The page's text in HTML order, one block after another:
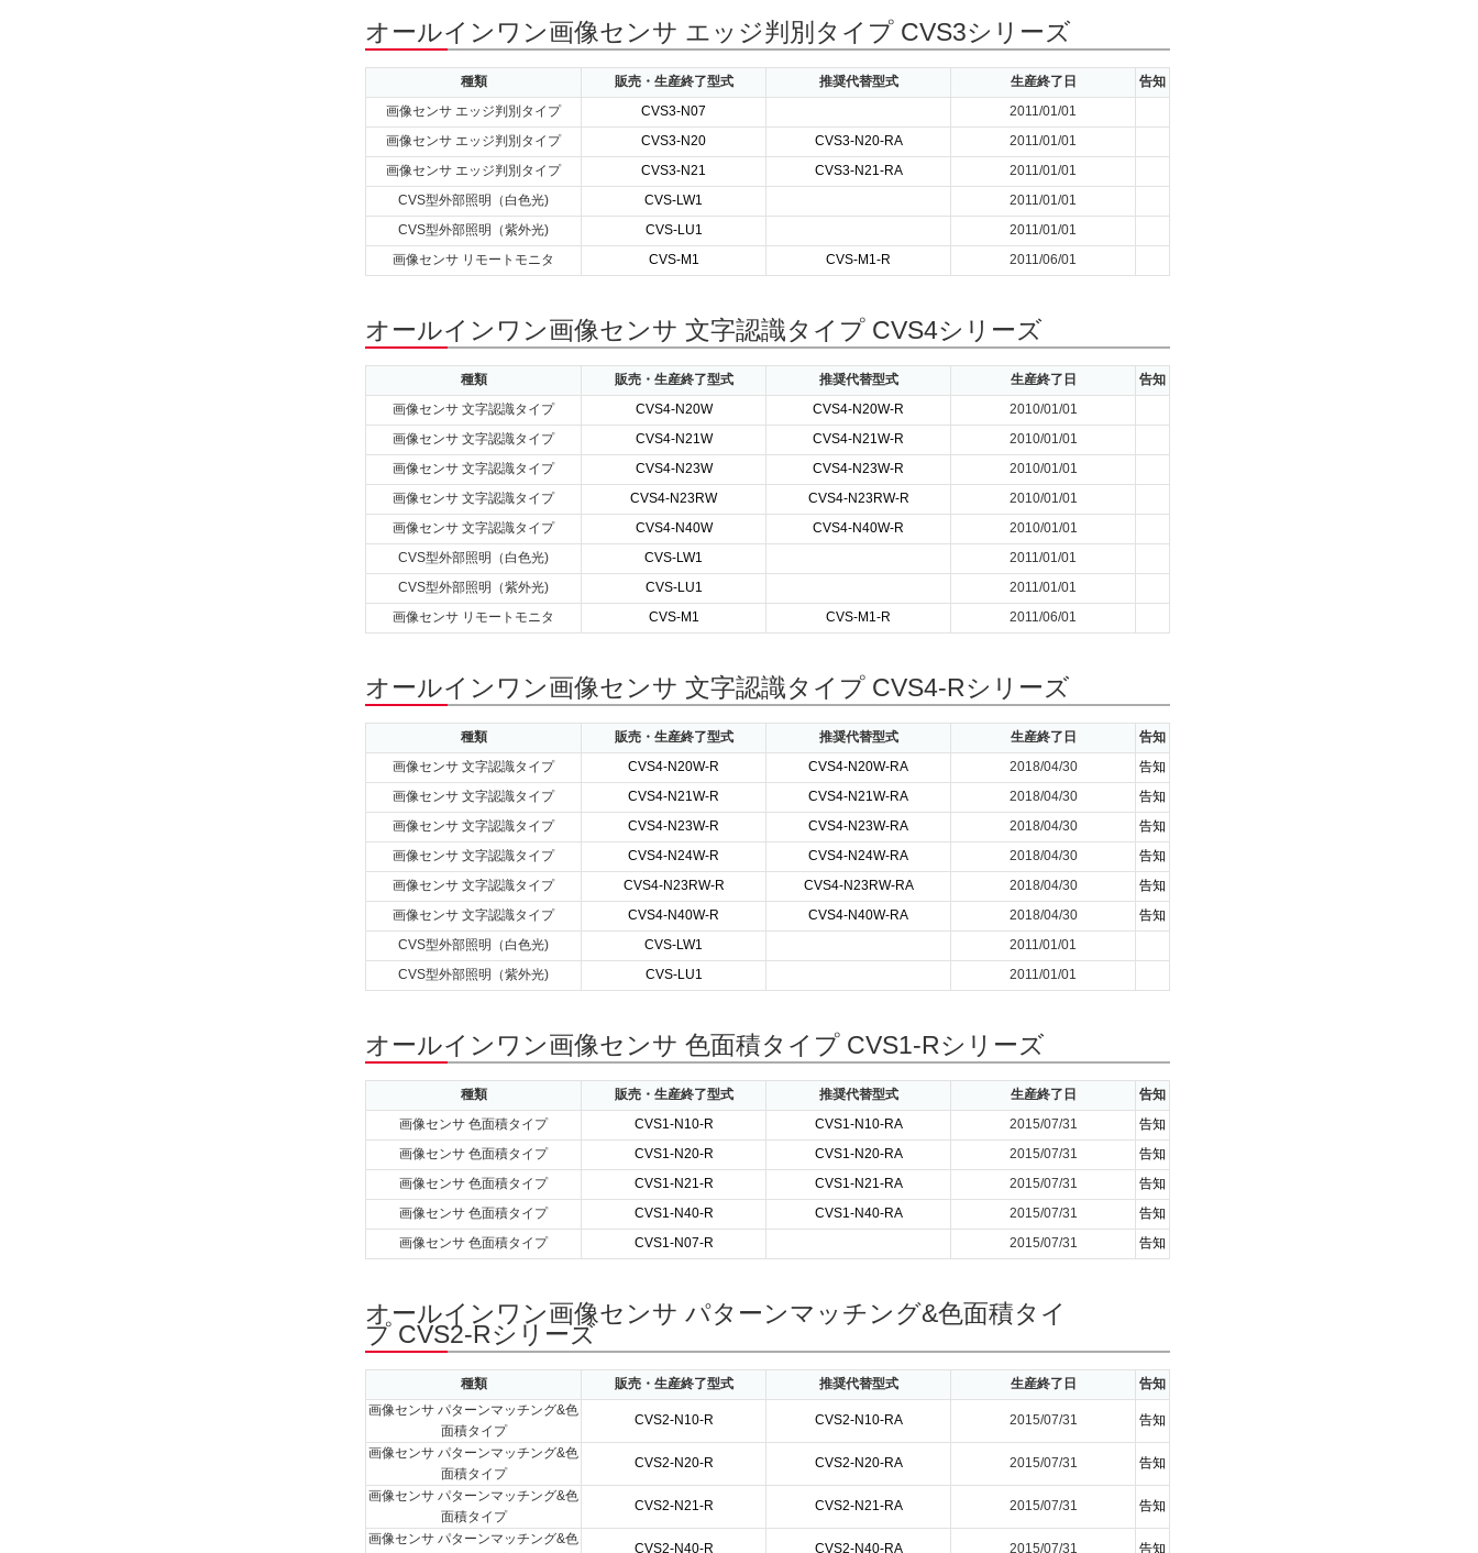
オールインワン画像センサ エッジ判別タイプ CVS3シリーズ
種類 販売・生産終了型式 推奨代替型式 生産終了日
告知
画像センサ エッジ判別タイプ
CVS3-N07
2011/01/01
画像センサ エッジ判別タイプ
CVS3-N20 CVS3-N20-RA
2011/01/01
画像センサ エッジ判別タイプ
CVS3-N21 CVS3-N21-RA
2011/01/01
CVS型外部照明（白色光)
CVS-LW1
2011/01/01
CVS型外部照明（紫外光)
CVS-LU1
2011/01/01
画像センサ リモートモニタ
CVS-M1 CVS-M1-R 2011/06/01
オールインワン画像センサ 文字認識タイプ CVS4シリーズ
種類 販売・生産終了型式 推奨代替型式 生産終了日
告知
画像センサ 文字認識タイプ
CVS4-N20W CVS4-N20W-R
2010/01/01
画像センサ 文字認識タイプ
CVS4-N21W CVS4-N21W-R
2010/01/01
画像センサ 文字認識タイプ
CVS4-N23W CVS4-N23W-R
2010/01/01
画像センサ 文字認識タイプ
CVS4-N23RW CVS4-N23RW-R
2010/01/01
画像センサ 文字認識タイプ
CVS4-N40W CVS4-N40W-R
2010/01/01
CVS型外部照明（白色光)
CVS-LW1
2011/01/01
CVS型外部照明（紫外光)
CVS-LU1
2011/01/01
画像センサ リモートモニタ
CVS-M1 CVS-M1-R 2011/06/01
オールインワン画像センサ 文字認識タイプ CVS4-Rシリーズ
種類 販売・生産終了型式 推奨代替型式 生産終了日
告知
画像センサ 文字認識タイプ
CVS4-N20W-R CVS4-N20W-RA 2018/04/30
告知
画像センサ 文字認識タイプ
CVS4-N21W-R CVS4-N21W-RA 2018/04/30
告知
画像センサ 文字認識タイプ
CVS4-N23W-R CVS4-N23W-RA 2018/04/30
告知
画像センサ 文字認識タイプ
CVS4-N24W-R CVS4-N24W-RA 2018/04/30
告知
画像センサ 文字認識タイプ
CVS4-N23RW-R CVS4-N23RW-RA 2018/04/30
告知
画像センサ 文字認識タイプ
CVS4-N40W-R CVS4-N40W-RA 2018/04/30
告知
CVS型外部照明（白色光)
CVS-LW1
2011/01/01
CVS型外部照明（紫外光)
CVS-LU1 2011/01/01
オールインワン画像センサ 色面積タイプ CVS1-Rシリーズ
種類 販売・生産終了型式 推奨代替型式 生産終了日
告知
画像センサ 色面積タイプ
CVS1-N10-R CVS1-N10-RA 2015/07/31
告知
画像センサ 色面積タイプ
CVS1-N20-R CVS1-N20-RA 2015/07/31
告知
画像センサ 色面積タイプ
CVS1-N21-R CVS1-N21-RA 2015/07/31
告知
画像センサ 色面積タイプ
CVS1-N40-R CVS1-N40-RA 2015/07/31
告知
画像センサ 色面積タイプ
CVS1-N07-R 2015/07/31 告知
オールインワン画像センサ パターンマッチング&色面積タイ
プ CVS2-Rシリーズ
種類 販売・生産終了型式 推奨代替型式 生産終了日
告知
画像センサ パターンマッチング&色
面積タイプ
CVS2-N10-R CVS2-N10-RA 2015/07/31 告知
画像センサ パターンマッチング&色
面積タイプ
CVS2-N20-R CVS2-N20-RA 2015/07/31 告知
画像センサ パターンマッチング&色
面積タイプ
CVS2-N21-R CVS2-N21-RA 2015/07/31 告知
画像センサ パターンマッチング&色
CVS2-N40-R CVS2-N40-RA 2015/07/31 告知